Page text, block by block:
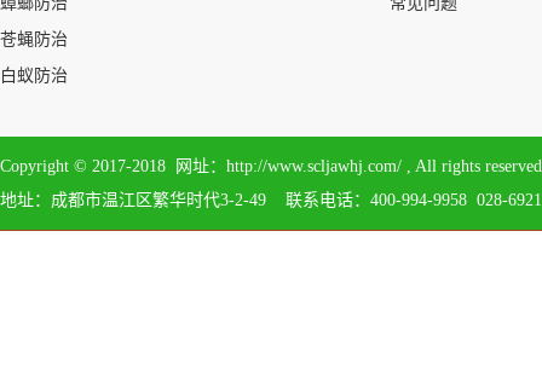
苍蝇防治
白蚁防治
Copyright © 2017-2018 网址：http://www.scljawhj.com/ , All rights
地址：成都市温江区繁华时代3-2-49 联系电话：400-994-9958 028-